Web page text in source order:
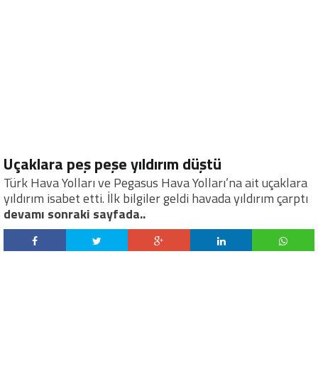
Uçaklara peş peşe yıldırım düştü
Türk Hava Yolları ve Pegasus Hava Yolları’na ait uçaklara
yıldırım isabet etti. İlk bilgiler geldi havada yıldırım çarptı
devamı sonraki sayfada..